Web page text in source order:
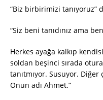
“Biz birbirimizi tanıyoruz”
“Siz beni tanıdınız ama
Herkes ayağa kalkıp
soldan beşinci sırada
tanıtmıyor. Susuyor. Diğer
Onun adı Ahmet.”